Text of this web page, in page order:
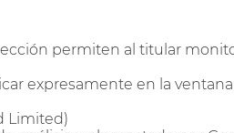
permiten al titular
expresamente en la
Limited)